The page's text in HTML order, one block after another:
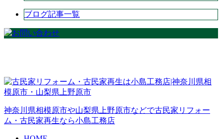
ブログ記事一覧
神奈川県相模原市や山梨県上野原市などで古民家リフォー
ム・古民家再生なら小島工務店